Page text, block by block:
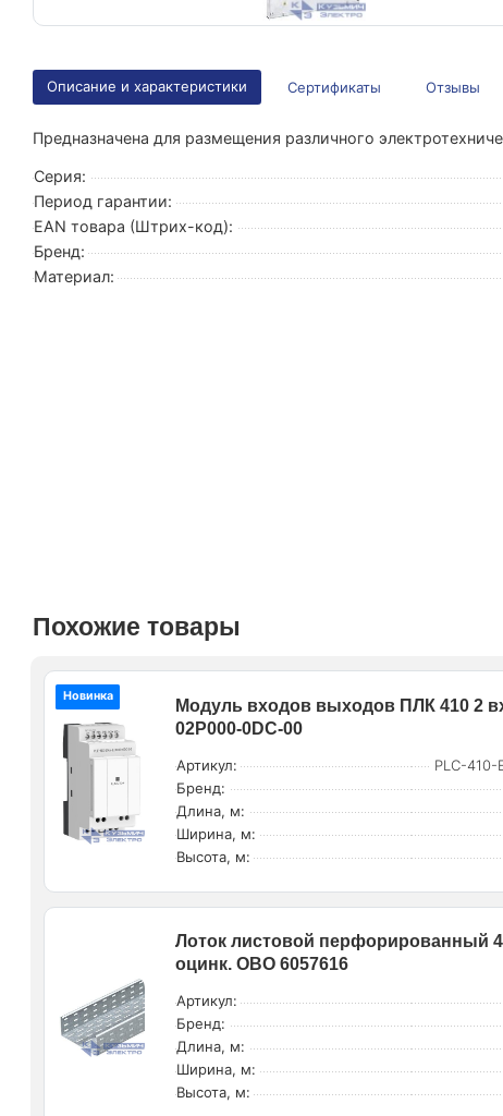
Описание и характеристики Сертификаты Отзывы
Предназначена для размещения различного
Серия:
Период гарантии:
EAN товара (Штрих-код):
Бренд:
Материал:
Похожие товары
Новинка
Модуль входов выходов ПЛК 410 2
02P000-0DC-00
Артикул:
PLC-
Бренд:
Длина, м:
Ширина, м:
Высота, м:
Лоток листовой перфорированный
оцинк. OBO 6057616
Артикул:
Бренд:
Длина, м:
Ширина, м:
Высота, м: